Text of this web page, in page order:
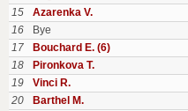
15
Azarenka V.
16
Bye
17
Bouchard E. (6)
18
Pironkova T.
19
Vinci R.
20
Barthel M.